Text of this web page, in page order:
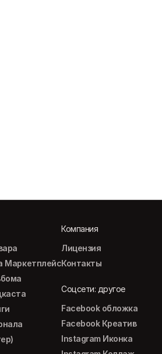
Маркетплейс
Компания
Лицензия
Контакты
Соцсети: другое
Facebook обложка
Facebook Креатив
Instagram Иконка